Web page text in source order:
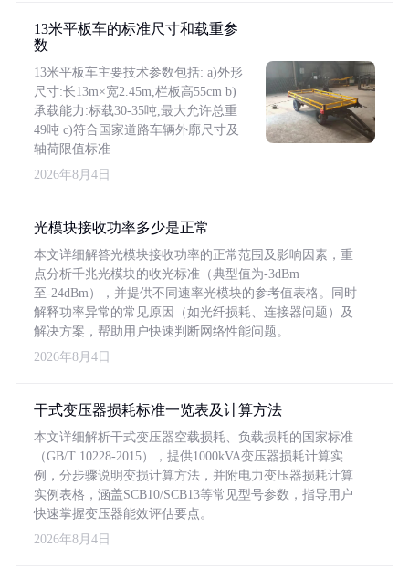
13米平板车的标准尺寸和载重参
数
13米平板车主要技术参数包括: a)外形
尺寸:长13m×宽2.45m,栏板高55cm b)
承载能力:标载30-35吨,最大允许总重
49吨 c)符合国家道路车辆外廓尺寸及
轴荷限值标准
2026年8月4日
光模块接收功率多少是正常
本文详细解答光模块接收功率的正常范围及影响因素，重
点分析千兆光模块的收光标准（典型值为-3dBm
至-24dBm），并提供不同速率光模块的参考值表格。同时
解释功率异常的常见原因（如光纤损耗、连接器问题）及
解决方案，帮助用户快速判断网络性能问题。
2026年8月4日
干式变压器损耗标准一览表及计算方法
本文详细解析干式变压器空载损耗、负载损耗的国家标准
（GB/T 10228-2015），提供1000kVA变压器损耗计算实
例，分步骤说明变损计算方法，并附电力变压器损耗计算
实例表格，涵盖SCB10/SCB13等常见型号参数，指导用户
快速掌握变压器能效评估要点。
2026年8月4日